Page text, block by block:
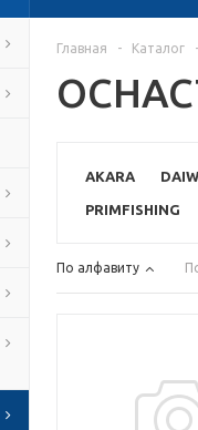
Главная - Каталог -
AKARA
PRIMFISHING
По алфавиту